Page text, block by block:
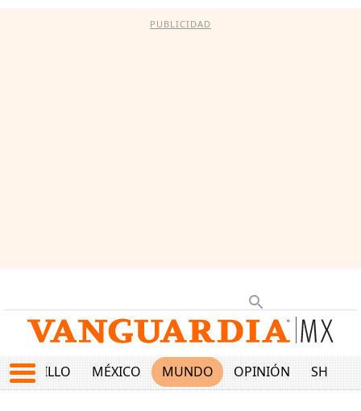
PUBLICIDAD
SALTILLO MÉXICO MUNDO OPINIÓN SHOW